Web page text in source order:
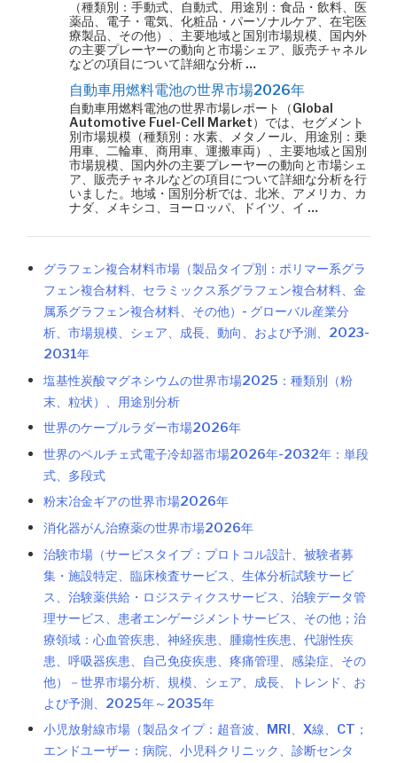
（種類別：手動式、自動式、用途別：食品・飲料、医
薬品、電子・電気、化粧品・パーソナルケア、在宅医
療製品、その他）、主要地域と国別市場規模、国内外
の主要プレーヤーの動向と市場シェア、販売チャネル
などの項目について詳細な分析 …
自動車用燃料電池の世界市場2026年
自動車用燃料電池の世界市場レポート（Global
Automotive Fuel-Cell Market）では、セグメント
別市場規模（種類別：水素、メタノール、用途別：乗
用車、二輪車、商用車、運搬車両）、主要地域と国別
市場規模、国内外の主要プレーヤーの動向と市場シェ
ア、販売チャネルなどの項目について詳細な分析を行
いました。地域・国別分析では、北米、アメリカ、カ
ナダ、メキシコ、ヨーロッパ、ドイツ、イ …
グラフェン複合材料市場（製品タイプ別：ポリマー系グラ
フェン複合材料、セラミックス系グラフェン複合材料、金
属系グラフェン複合材料、その他）- グローバル産業分
析、市場規模、シェア、成長、動向、および予測、2023-
2031年
塩基性炭酸マグネシウムの世界市場2025：種類別（粉
末、粒状）、用途別分析
世界のケーブルラダー市場2026年
世界のペルチェ式電子冷却器市場2026年-2032年：単段
式、多段式
粉末冶金ギアの世界市場2026年
消化器がん治療薬の世界市場2026年
治験市場（サービスタイプ：プロトコル設計、被験者募
集・施設特定、臨床検査サービス、生体分析試験サービ
ス、治験薬供給・ロジスティクスサービス、治験データ管
理サービス、患者エンゲージメントサービス、その他；治
療領域：心血管疾患、神経疾患、腫瘍性疾患、代謝性疾
患、呼吸器疾患、自己免疫疾患、疼痛管理、感染症、その
他）－世界市場分析、規模、シェア、成長、トレンド、お
よび予測、2025年～2035年
小児放射線市場（製品タイプ：超音波、MRI、X線、CT；
エンドユーザー：病院、小児科クリニック、診断センタ